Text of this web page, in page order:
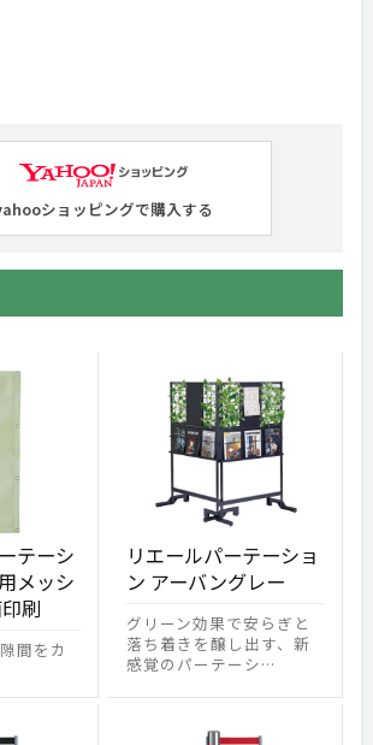
ショッピングで購入する
テーシ
メッシ
刷
間をカ
リエールパーテーショ
ン アーバングレー
グリーン効果で安らぎと
落ち着きを醸し出す、新
感覚のパーテーシ…